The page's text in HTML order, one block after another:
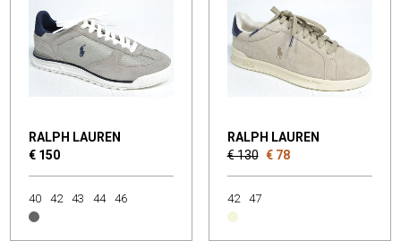
RALPH LAUREN
€ 150
40 42 43 44 46
RALPH LAUREN
€ 130 € 78
42 47